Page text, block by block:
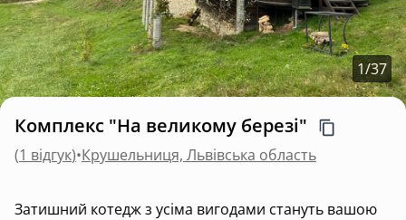
1/37
Комплекс "На великому березі"
(1 відгук)•Крушельниця, Львівська область
Затишний котедж з усіма вигодами стануть вашою